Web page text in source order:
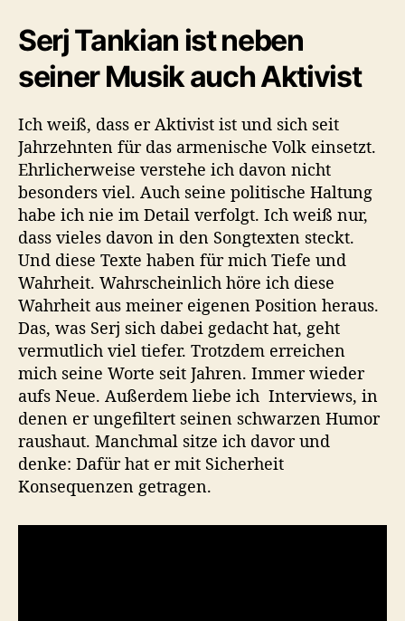
Serj Tankian ist neben
seiner Musik auch Aktivist
Ich weiß, dass er Aktivist ist und sich seit
Jahrzehnten für das armenische Volk einsetzt.
Ehrlicherweise verstehe ich davon nicht
besonders viel. Auch seine politische Haltung
habe ich nie im Detail verfolgt. Ich weiß nur,
dass vieles davon in den Songtexten steckt.
Und diese Texte haben für mich Tiefe und
Wahrheit. Wahrscheinlich höre ich diese
Wahrheit aus meiner eigenen Position heraus.
Das, was Serj sich dabei gedacht hat, geht
vermutlich viel tiefer. Trotzdem erreichen
mich seine Worte seit Jahren. Immer wieder
aufs Neue. Außerdem liebe ich Interviews, in
denen er ungefiltert seinen schwarzen Humor
raushaut. Manchmal sitze ich davor und
denke: Dafür hat er mit Sicherheit
Konsequenzen getragen.